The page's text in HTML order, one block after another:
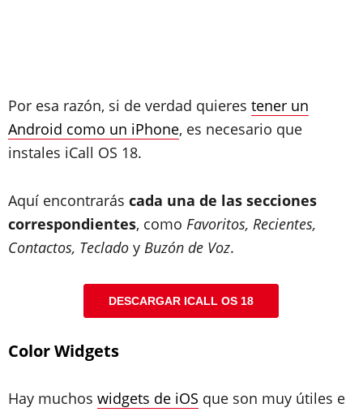
Por esa razón, si de verdad quieres tener un
Android como un iPhone, es necesario que
instales iCall OS 18.
Aquí encontrarás cada una de las secciones
correspondientes, como Favoritos, Recientes,
Contactos, Teclado y Buzón de Voz.
DESCARGAR ICALL OS 18
Color Widgets
Hay muchos widgets de iOS que son muy útiles e